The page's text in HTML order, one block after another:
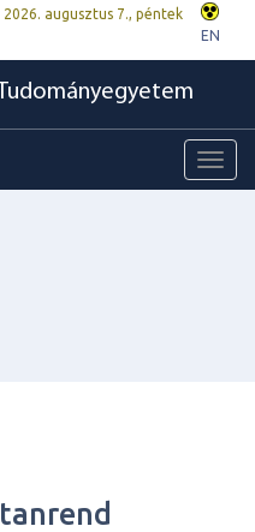
2026. augusztus 7., péntek
EN